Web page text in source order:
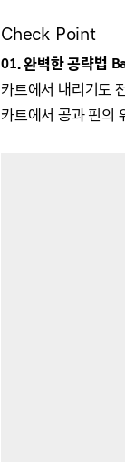
Check Point
01. 완벽한 공략법
카트에서 내리기도
카트에서 공과 핀의